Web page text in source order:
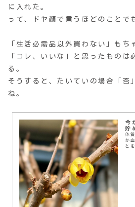
に入れた。
って、ドヤ顔で言うほどのことで
「生活必需品以外買わない」もち
「コレ、いいな」と思ったものは
る。
そうすると、たいていの場合「否
ね。
今
貯
体
か
と